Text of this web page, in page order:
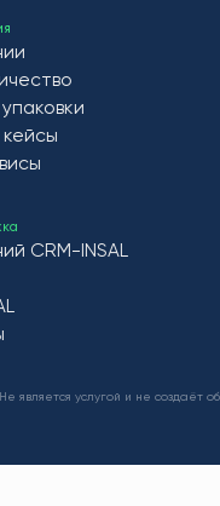
CRM-INSAL
услугой и не создаёт